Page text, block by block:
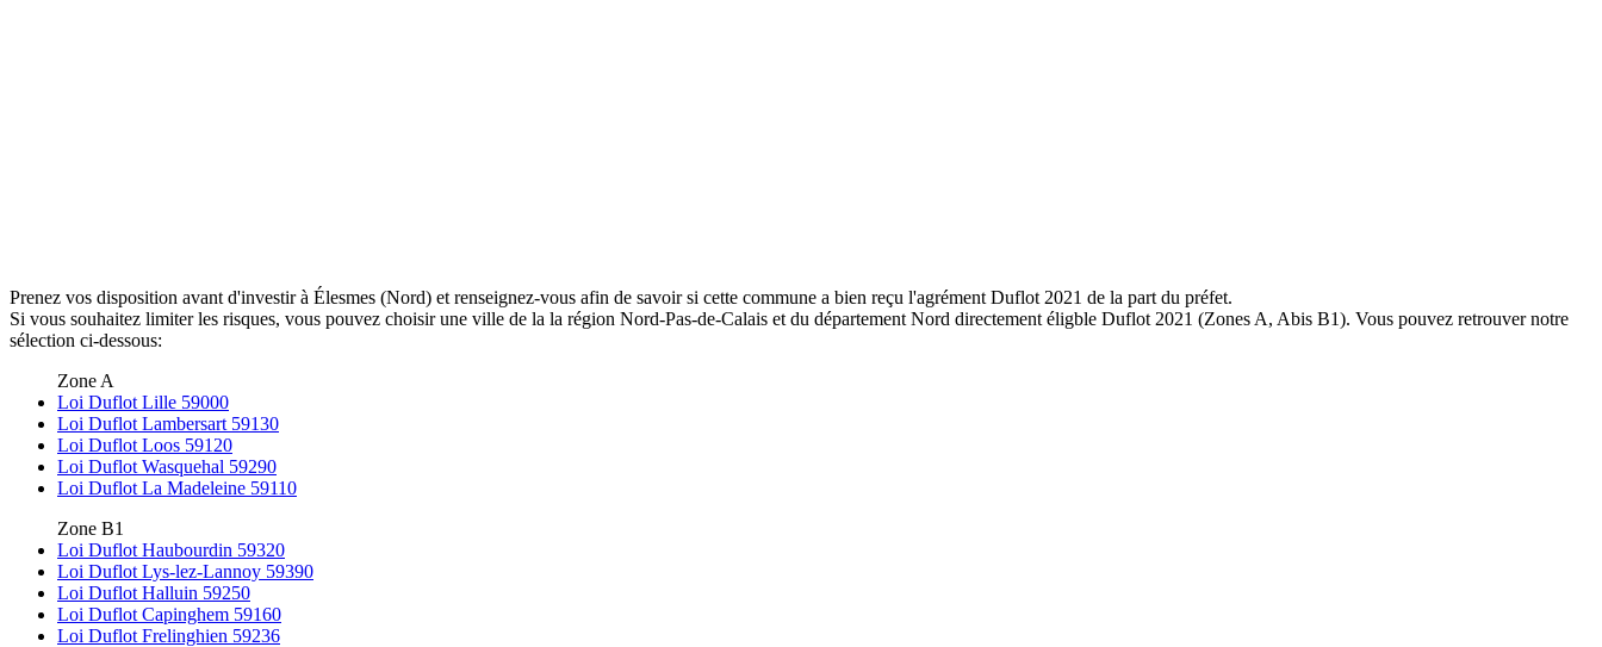
Prenez vos disposition avant d'investir à Élesmes (Nord) et renseignez-vous afin de savoir si cette commune a bien reçu l'agrément Duflot 2021 de la part du préfet.
Si vous souhaitez limiter les risques, vous pouvez choisir une ville de la la région Nord-Pas-de-Calais et du département Nord directement éligble Duflot 2021 (Zones A, Abis B1). Vous pouvez retrouver notre
sélection ci-dessous:
Zone A
Loi Duflot Lille 59000
Loi Duflot Lambersart 59130
Loi Duflot Loos 59120
Loi Duflot Wasquehal 59290
Loi Duflot La Madeleine 59110
Zone B1
Loi Duflot Haubourdin 59320
Loi Duflot Lys-lez-Lannoy 59390
Loi Duflot Halluin 59250
Loi Duflot Capinghem 59160
Loi Duflot Frelinghien 59236